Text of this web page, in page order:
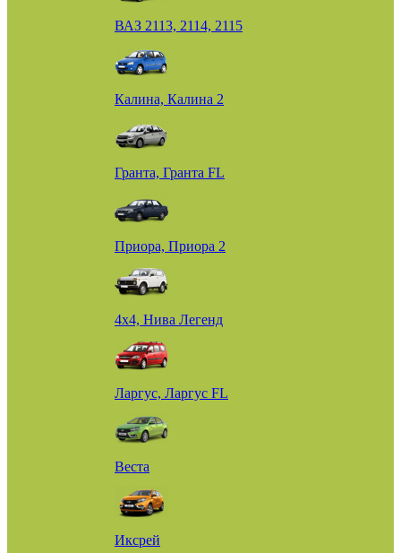
ВАЗ 2113, 2114, 2115
Калина, Калина 2
Гранта, Гранта FL
Приора, Приора 2
4х4, Нива Легенд
Ларгус, Ларгус FL
Веста
Иксрей